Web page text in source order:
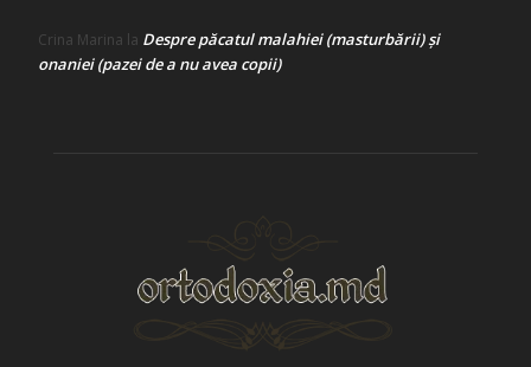
Crina Marina la Despre păcatul malahiei (masturbării) şi
onaniei (pazei de a nu avea copii)